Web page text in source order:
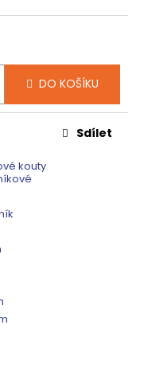
DO KOŠÍKU
kouty
Sdílet